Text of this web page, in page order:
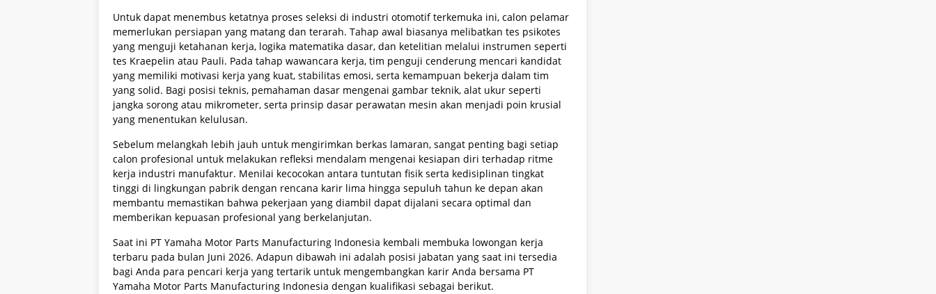
Untuk dapat menembus ketatnya proses seleksi di industri otomotif terkemuka ini, calon pelamar
memerlukan persiapan yang matang dan terarah. Tahap awal biasanya melibatkan tes psikotes
yang menguji ketahanan kerja, logika matematika dasar, dan ketelitian melalui instrumen seperti
tes Kraepelin atau Pauli. Pada tahap wawancara kerja, tim penguji cenderung mencari kandidat
yang memiliki motivasi kerja yang kuat, stabilitas emosi, serta kemampuan bekerja dalam tim
yang solid. Bagi posisi teknis, pemahaman dasar mengenai gambar teknik, alat ukur seperti
jangka sorong atau mikrometer, serta prinsip dasar perawatan mesin akan menjadi poin krusial
yang menentukan kelulusan.
Sebelum melangkah lebih jauh untuk mengirimkan berkas lamaran, sangat penting bagi setiap
calon profesional untuk melakukan refleksi mendalam mengenai kesiapan diri terhadap ritme
kerja industri manufaktur. Menilai kecocokan antara tuntutan fisik serta kedisiplinan tingkat
tinggi di lingkungan pabrik dengan rencana karir lima hingga sepuluh tahun ke depan akan
membantu memastikan bahwa pekerjaan yang diambil dapat dijalani secara optimal dan
memberikan kepuasan profesional yang berkelanjutan.
Saat ini PT Yamaha Motor Parts Manufacturing Indonesia kembali membuka lowongan kerja
terbaru pada bulan Juni 2026. Adapun dibawah ini adalah posisi jabatan yang saat ini tersedia
bagi Anda para pencari kerja yang tertarik untuk mengembangkan karir Anda bersama PT
Yamaha Motor Parts Manufacturing Indonesia dengan kualifikasi sebagai berikut.